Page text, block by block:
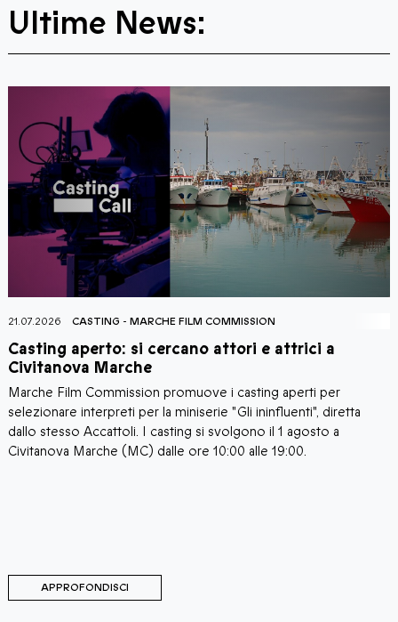
Ultime News:
21.07.2026 CASTING - MARCHE FILM COMMISSION
Casting aperto: si cercano attori e attrici a
Civitanova Marche
Marche Film Commission promuove i casting aperti per
selezionare interpreti per la miniserie "Gli ininfluenti", diretta
dallo stesso Accattoli. I casting si svolgono il 1 agosto a
Civitanova Marche (MC) dalle ore 10:00 alle 19:00.
APPROFONDISCI